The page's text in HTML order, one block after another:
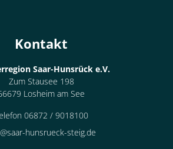
Kontakt
Saar-Hunsrück e.V.
Zum Stausee 198
Losheim am See
06872 / 9018100
hunsrueck-steig.de